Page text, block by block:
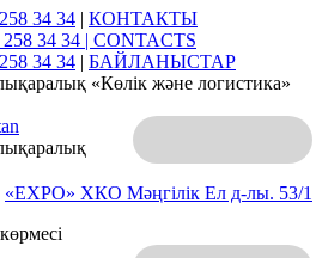
34 34 | КОНТАКТЫ
34 34 | CONTACTS
34 34 | БАЙЛАНЫСТАР
«Көлік және логистика»
«EXPO» ХКО Мәңгілік Ел д-лы. 53/1